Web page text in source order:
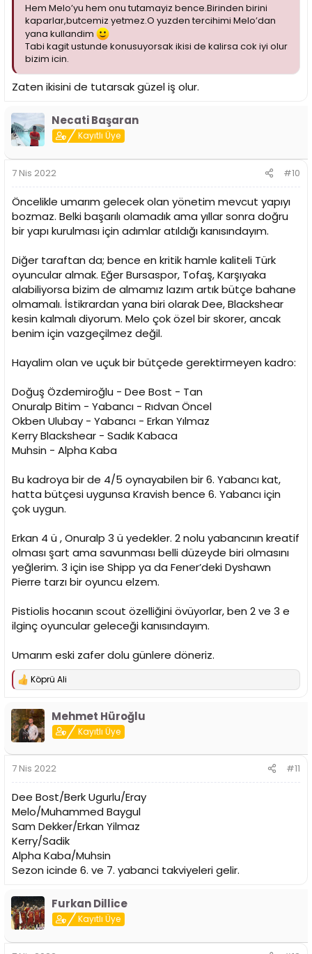
Hem Melo’yu hem onu tutamayiz bence.Birinden birini
kaparlar,butcemiz yetmez.O yuzden tercihimi Melo’dan
yana kullandim
Tabi kagit ustunde konusuyorsak ikisi de kalirsa cok iyi olur
bizim icin.
Zaten ikisini de tutarsak güzel iş olur.
Necati Başaran
Kayıtlı Üye
7 Nis 2022 #10
Öncelikle umarım gelecek olan yönetim mevcut yapıyı
bozmaz. Belki başarılı olamadık ama yıllar sonra doğru
bir yapı kurulması için adımlar atıldığı kanısındayım.
Diğer taraftan da; bence en kritik hamle kaliteli Türk
oyuncular almak. Eğer Bursaspor, Tofaş, Karşıyaka
alabiliyorsa bizim de almamız lazım artık bütçe bahane
olmamalı. İstikrardan yana biri olarak Dee, Blackshear
kesin kalmalı diyorum. Melo çok özel bir skorer, ancak
benim için vazgeçilmez değil.
Hayalim olan ve uçuk bir bütçede gerektirmeyen kadro:
Doğuş Özdemiroğlu - Dee Bost - Tan
Onuralp Bitim - Yabancı - Rıdvan Öncel
Okben Ulubay - Yabancı - Erkan Yılmaz
Kerry Blackshear - Sadık Kabaca
Muhsin - Alpha Kaba
Bu kadroya bir de 4/5 oynayabilen bir 6. Yabancı kat,
hatta bütçesi uygunsa Kravish bence 6. Yabancı için
çok uygun.
Erkan 4 ü , Onuralp 3 ü yedekler. 2 nolu yabancının kreatif
olması şart ama savunması belli düzeyde biri olmasını
yeğlerim. 3 için ise Shipp ya da Fener’deki Dyshawn
Pierre tarzı bir oyuncu elzem.
Pistiolis hocanın scout özelliğini övüyorlar, ben 2 ve 3 e
ilginç oyuncular geleceği kanısındayım.
Umarım eski zafer dolu günlere döneriz.
T
p
k
i
l
Köprü Ali
Mehmet Hüroğlu
Kayıtlı Üye
7 Nis 2022 #11
Dee Bost/Berk Ugurlu/Eray
Melo/Muhammed Baygul
Sam Dekker/Erkan Yilmaz
Kerry/Sadik
Alpha Kaba/Muhsin
Sezon icinde 6. ve 7. yabanci takviyeleri gelir.
Furkan Dillice
Kayıtlı Üye